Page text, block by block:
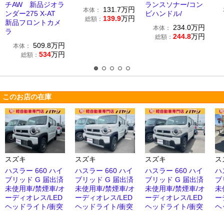
チAW 新品ジオラ
ンダー275 X-AT
新品フロントカメ
ラ
本体： 509.8万円
総額： 534万円
本体： 131.7万円
総額： 139.9万円
ランスソナー/コン
ビハンドル/
本体： 234.0万円
総額： 244.8万円
このお店の在庫
スズキ
ハスラー 660 ハイ
ブリッド G 届出済
未使用車/禁煙車/オ
ーディオレス/LED
ヘッドライト/衝突
スズキ
ハスラー 660 ハイ
ブリッド G 届出済
未使用車/禁煙車/オ
ーディオレス/LED
ヘッドライト/衝突
スズキ
ハスラー 660 ハイ
ブリッド G 届出済
未使用車/禁煙車/オ
ーディオレス/LED
ヘッドライト/衝突
ス
ハ
ブ
未
ー
ヘ